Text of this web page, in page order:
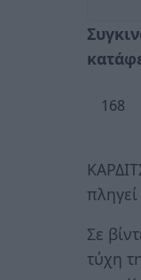
168
Σε
τύχη